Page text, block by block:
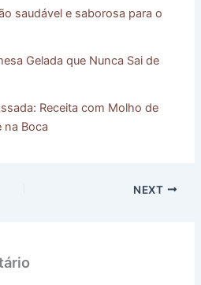
saudável e saborosa para o
Gelada que Nunca Sai de
Receita com Molho de
na Boca
NEXT